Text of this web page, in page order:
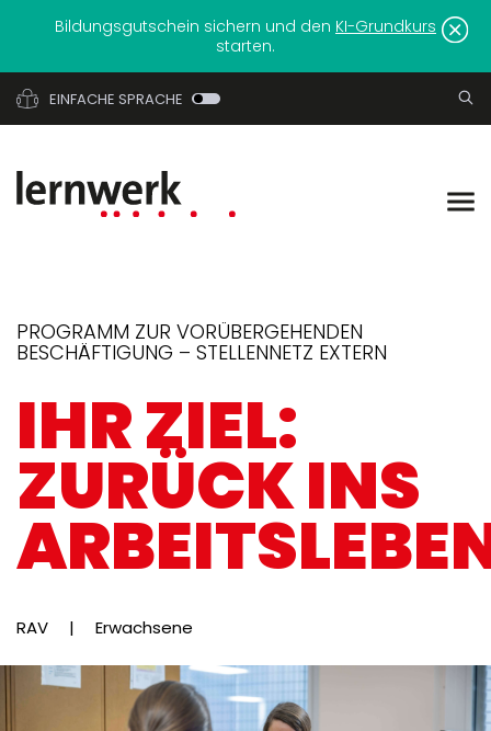
Bildungsgutschein sichern und den KI-Grundkurs
starten.
EINFACHE SPRACHE
PROGRAMM ZUR VORÜBERGEHENDEN
BESCHÄFTIGUNG – STELLENNETZ EXTERN
IHR ZIEL:
ZURÜCK INS
RAV | Erwachsene